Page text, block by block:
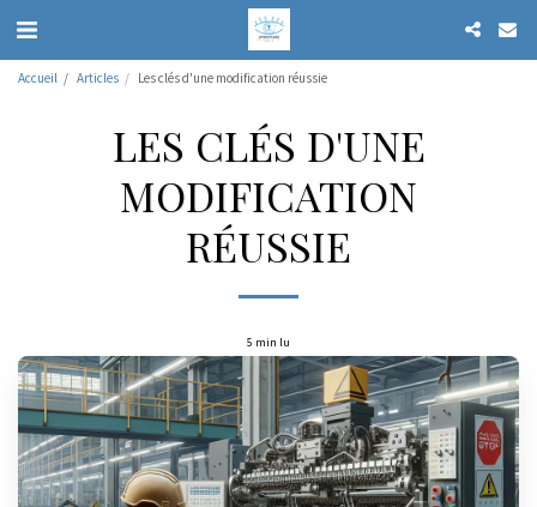
Accueil Articles Les clés d'une modification réussie
LES CLÉS D'UNE
MODIFICATION
RÉUSSIE
5 min lu